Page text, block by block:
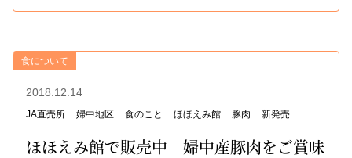
食について
2018.12.14
JA直売所 婦中地区 食のこと ほほえみ館 豚肉 新発売
ほほえみ館で販売中 婦中産豚肉をご賞味